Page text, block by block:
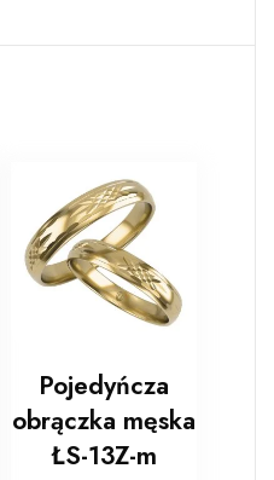
Pojedyńcza
obrączka męska
ŁS-13Z-m